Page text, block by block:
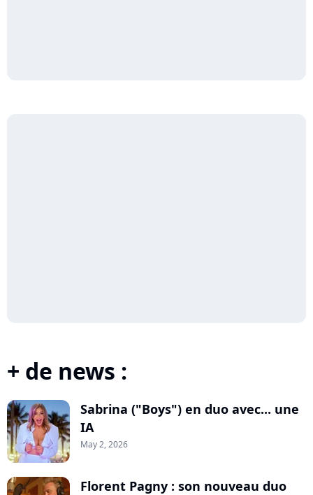
+ de news :
Sabrina ("Boys") en duo avec... une
IA
May 2, 2026
Florent Pagny : son nouveau duo